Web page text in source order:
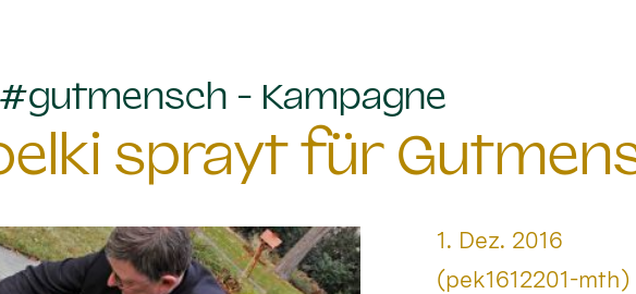
- Kampagne
sprayt für
Datum:
1. Dez. 2016
Von:
(pek1612201-mth)